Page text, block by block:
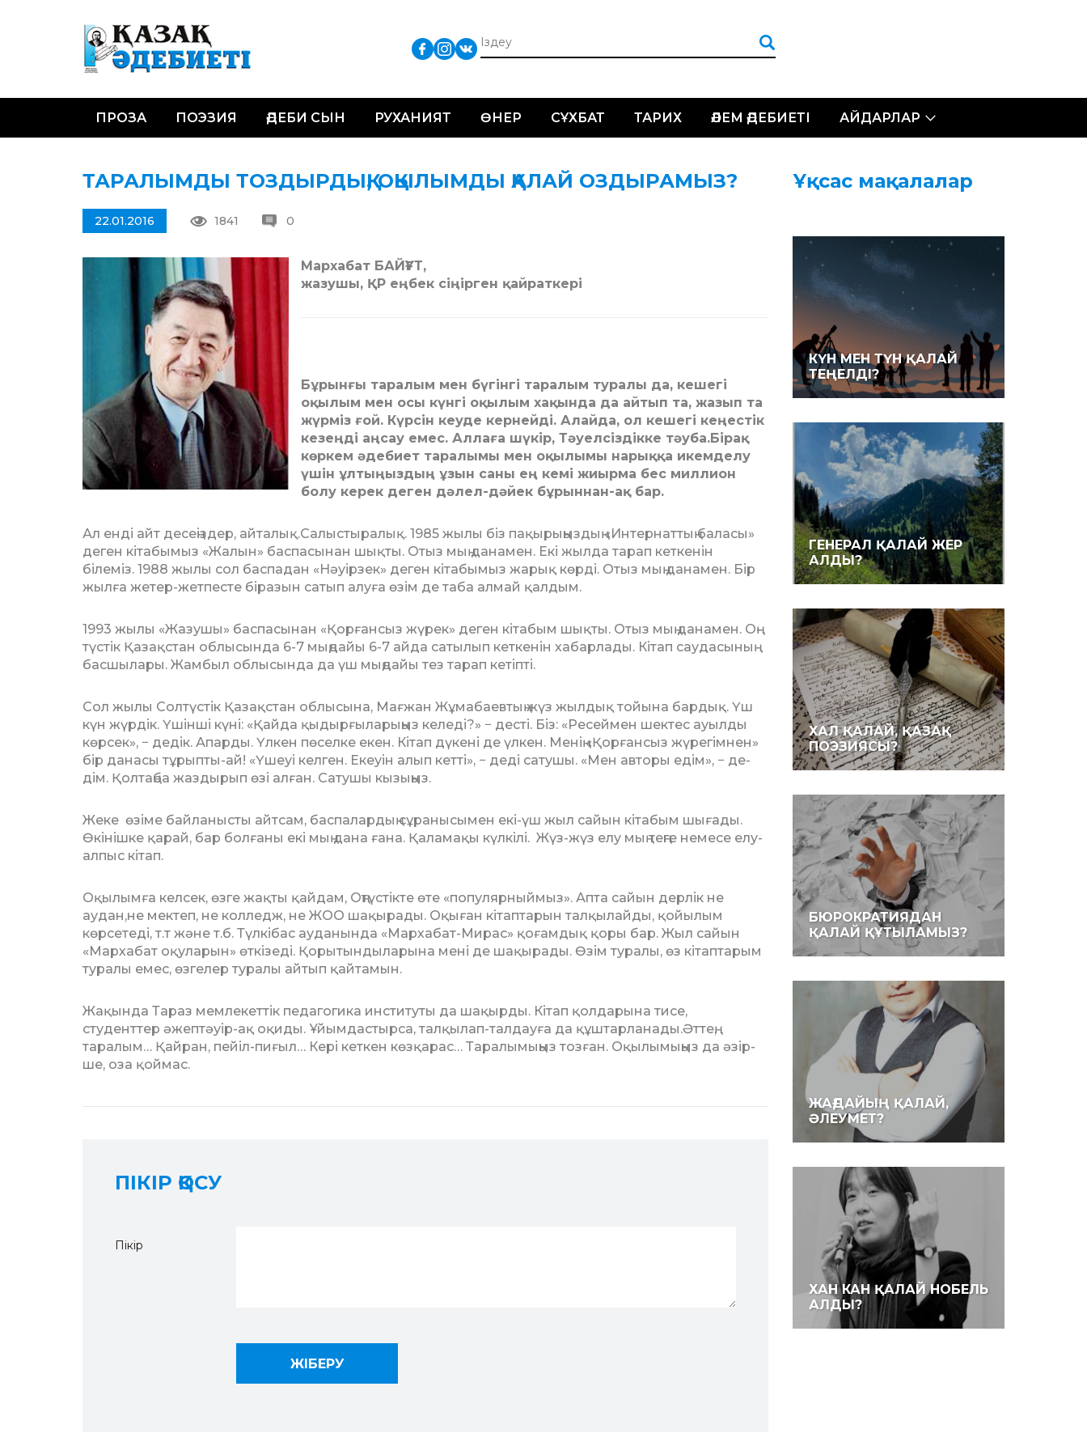
ПРОЗА ПОЭЗИЯ ӘДЕБИ СЫН РУХАНИЯТ ӨНЕР СҰХБАТ ТАРИХ ӘЛЕМ ӘДЕБИЕТІ АЙДАРЛАР
ТАРАЛЫМДЫ ТОЗДЫРДЫҚ, ОҚЫЛЫМДЫ ҚАЛАЙ ОЗДЫРАМЫЗ?
22.01.2016 1841 0
Мархабат БАЙҒҰТ,
жазушы, ҚР еңбек сіңірген қайраткері
Бұрынғы таралым мен бүгінгі таралым туралы да, кешегі
оқылым мен осы күнгі оқылым хақында да айтып та, жазып та
жүрміз ғой. Күрсін кеуде кернейді. Алайда, ол кешегі кеңестік
кезеңді аңсау емес. Аллаға шүкір, Тәуелсіздікке тәуба.Бірақ
көркем әдебиет таралымы мен оқылымы нарыққа икемделу
үшін ұлтыңыздың ұзын саны ең кемі жиырма бес миллион
болу керек деген дәлел-дәйек бұрыннан-ақ бар.
Ал енді айт десеңіздер, айталық.Са­­лыстыралық. 1985 жылы біз па­қы­рыңыздың «Интернаттың баласы»
де­ген кітабымыз «Жалын» баспасынан шықты. Отыз мың данамен. Екі жыл­да тарап кеткенін
білеміз. 1988 жы­лы сол баспадан «Нәуірзек» деген кі­табымыз жарық көрді. Отыз мың да­намен. Бір
жылға жетер-жетпесте біразын сатып алуға өзім де таба алмай қалдым.
1993 жылы «Жазушы» баспасынан «Қорғансыз жүрек» деген кіта­бым шықты. Отыз мың данамен. Оң­
түс­тік Қазақстан облысында 6-7 мың­дайы 6-7 айда сатылып кеткенін ха­барлады. Кітап саудасының
бас­шы­лары. Жамбыл облысында да үш мыңдайы тез тарап кетіпті.
Сол жылы Солтүстік Қазақстан об­лысына, Мағжан Жұмабаевтың жүз жылдық тойына бардық. Үш
күн жүр­дік. Үшінші күні: «Қайда қы­дыр­ғы­ларыңыз келеді?» − десті. Біз: «Ресей­мен шектес ауылды
көр­сек», − дедік. Апарды. Үлкен пөселке екен. Кітап дүкені де үлкен. Менің «Қорған­сыз жүрегімнен»
бір данасы тұрыпты-ай! «Үшеуі келген. Екеуін алып кетті», − де­ді сатушы. «Мен авторы едім», − де­
дім. Қолтаңба жаздырып өзі алған. Сатушы кызыңыз.
Жеке өзіме байланысты айтсам, баспалардың сұранысымен екі-үш жыл сайын кітабым шығады.
Өкініш­ке қарай, бар болғаны екі мың дана ғана. Қаламақы күлкілі. Жүз-жүз елу мың теңге немесе елу-
алпыс кітап.
Оқылымға келсек, өзге жақты қайдам, Оңтүстікте өте «популярныймыз». Апта сайын дерлік не
аудан,не мек­теп, не колледж, не ЖОО шақы­ра­ды. Оқыған кітаптарын талқы­лай­ды, қойылым
көрсетеді, т.т және т.б. Түлкібас ауданында «Мархабат-Ми­рас» қоғамдық қоры бар. Жыл сайын
«Мархабат оқуларын» өткізеді. Қо­ры­тындыларына мені де шақырады. Өзім туралы, өз кітаптарым
туралы емес, өзгелер туралы айтып қай­та­мын.
Жақында Тараз мемлекеттік пе­дагогика институты да шақырды. Кі­­тап қолдарына тисе,
студенттер әжеп­тәуір-ақ оқиды. Ұйым­дас­тыр­са, талқылап-талдауға да құштарланады.Әттең,
таралым… Қайран, пейіл-пи­ғыл… Кері кеткен көзқарас… Тара­лы­мыңыз тозған. Оқылымыңыз да әзір­
ше, оза қоймас.
ПІКІР ҚОСУ
Пікір
Ұқсас мақалалар
КҮН МЕН ТҮН ҚАЛАЙ
ТЕҢЕЛДІ?
ГЕНЕРАЛ ҚАЛАЙ ЖЕР
АЛДЫ?
ХАЛ ҚАЛАЙ, ҚАЗАҚ
ПОЭЗИЯСЫ?
БЮРОКРАТИЯДАН
ҚАЛАЙ ҚҰТЫЛАМЫЗ?
ЖАҒДАЙЫҢ ҚАЛАЙ,
ӘЛЕУМЕТ?
ХАН КАН ҚАЛАЙ НОБЕЛЬ
АЛДЫ?